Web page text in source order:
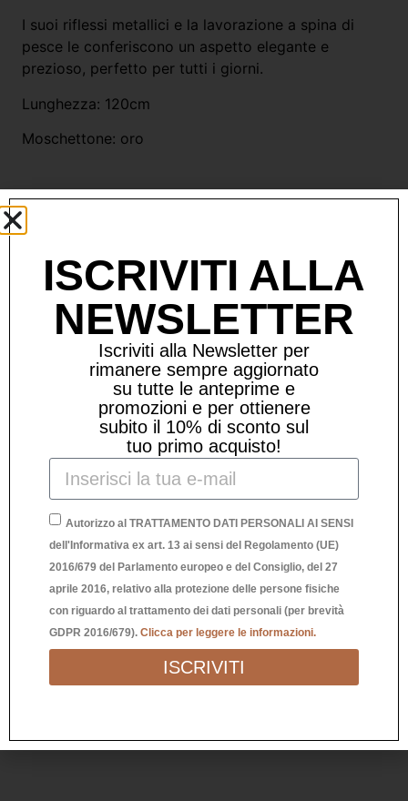
I suoi riflessi metallici e la lavorazione a spina di
pesce le conferiscono un aspetto elegante e
prezioso, perfetto per tutti i giorni.
Lunghezza: 120cm
Moschettone: oro
PUOI COMODAMENTE ACQUISTARE
L’ADATTATORE UNIVERSALE CHE TROVI SEMPRE
OPPURE ABBINARGLI UNA COVER CHE HAI GIA’
Prodotti Correlati
ISCRIVITI ALLA
NEWSLETTER
Iscriviti alla Newsletter per
rimanere sempre aggiornato
su tutte le anteprime e
promozioni e per ottienere
subito il 10% di sconto sul
tuo primo acquisto!
Autorizzo al TRATTAMENTO DATI PERSONALI AI SENSI
dell'Informativa ex art. 13 ai sensi del Regolamento (UE)
2016/679 del Parlamento europeo e del Consiglio, del 27
aprile 2016, relativo alla protezione delle persone fisiche
con riguardo al trattamento dei dati personali (per brevità
GDPR 2016/679). Clicca per leggere le informazioni.
ISCRIVITI